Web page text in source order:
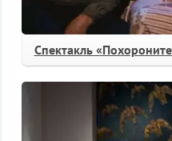
Спектакль